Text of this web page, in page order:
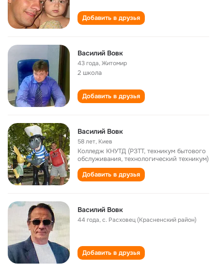
Добавить в друзья
Василий Вовк
43 года,Житомир
2 школа
Добавить в друзья
Василий Вовк
58 лет, Киев
Колледж КНУТД (РЗТТ, техникум бытового
обслуживания, технологический техникум)
Добавить в друзья
Василий Вовк
44 года,с. Расховец (Красненский район)
Добавить в друзья